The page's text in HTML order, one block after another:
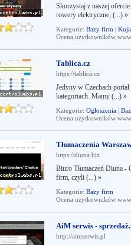
Skorzystaj z naszej
rowery elektryczne, (...) »
Kategorie: Bazy firm |
Ocena użytkowników
Tablica.cz
https://tablica.cz
Jedyny w Czechach
kategoriach. Mamy (...) »
Kategorie: Ogłoszenia |
Ocena użytkowników
Tłumaczenia
https://diuna.biz
Biuro Tłumaczeń Diuna -
firm, czyli (...) »
Kategorie: Bazy firm
Ocena użytkowników
AiM serwis -
http://aimserwis.pl